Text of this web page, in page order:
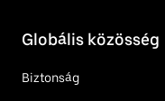
Globális közösség
Biztonság